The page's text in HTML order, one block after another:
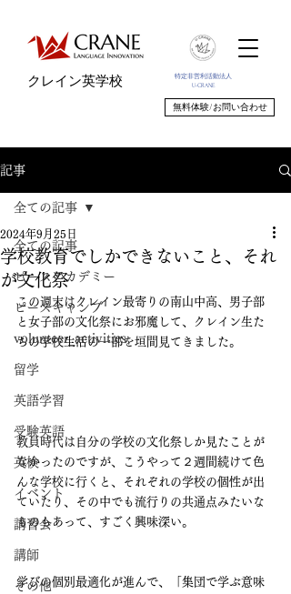
特定非営利活動法人
U-CRANE
クレイン英学校
無料体験/お問い合わせ
記事
全ての記事
ピースアカデミー
ピースキャンプ
volunteer_activities
留学
英語学習
受験英語
英検
イベント
講習会
講師
その他
全ての記事
学校教育でしかできないこと、それ
が文化祭
2024年9月25日
この週末はクレイン最寄りの南山中高、男子部
と女子部の文化祭にお邪魔して、クレイン生た
ちの学校生活の一部を垣間見てきました。
教員時代は自分の学校の文化祭しか見たことが
なかったのですが、こうやって２週間続けて色
んな学校に行くと、それぞれの学校の個性が出
ていたり、その中でも流行りの共通点みたいな
ものもあって、すごく興味深い。
学びの個別最適化が進んで、「集団で学ぶ意味